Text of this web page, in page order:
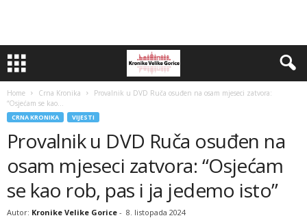
Home Crna Kronika
Provalnik u DVD Ruča osuđen na osam mjeseci zatvora:
“Osjećam se kao...
CRNA KRONIKA VIJESTI
Provalnik u DVD Ruča osuđen na
osam mjeseci zatvora: “Osjećam
se kao rob, pas i ja jedemo isto”
Autor: Kronike Velike Gorice - 8. listopada 2024